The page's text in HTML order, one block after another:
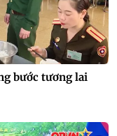
bước tương lai